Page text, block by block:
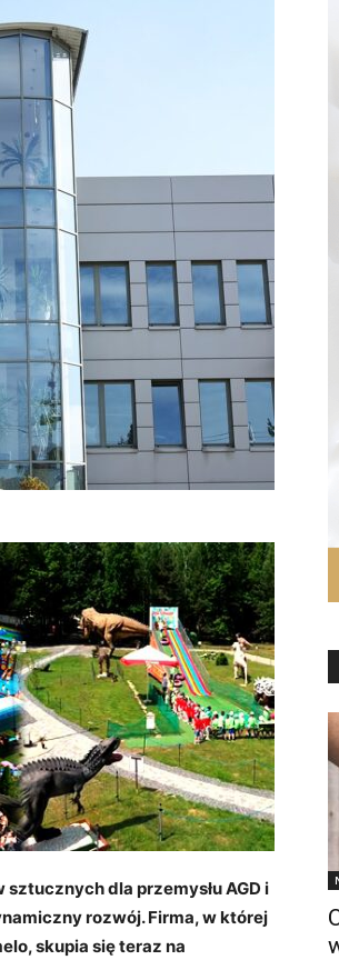
dla przemysłu AGD i
rozwój. Firma, w której
skupia się teraz na